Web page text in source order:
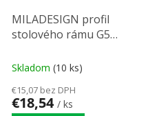
MILADESIGN profil
stolového rámu G5
Skladom (10 ks)
€15,07 bez DPH
€18,54 / ks